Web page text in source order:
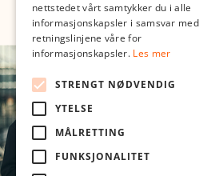
nettstedet vårt samtykker du i alle
informasjonskapsler i samsvar med
retningslinjene våre for
informasjonskapsler. Les mer
STRENGT NØDVENDIG
YTELSE
MÅLRETTING
FUNKSJONALITET